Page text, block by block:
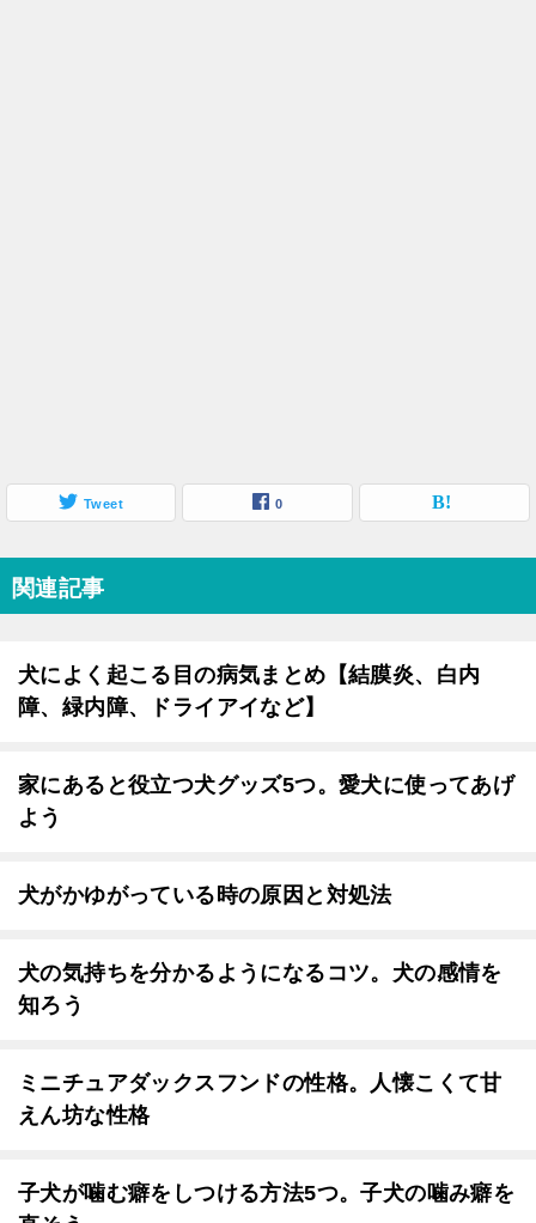
Tweet 0
関連記事
犬によく起こる目の病気まとめ【結膜炎、白内
障、緑内障、ドライアイなど】
家にあると役立つ犬グッズ5つ。愛犬に使ってあげ
よう
犬がかゆがっている時の原因と対処法
犬の気持ちを分かるようになるコツ。犬の感情を
知ろう
ミニチュアダックスフンドの性格。人懐こくて甘
えん坊な性格
子犬が噛む癖をしつける方法5つ。子犬の噛み癖を